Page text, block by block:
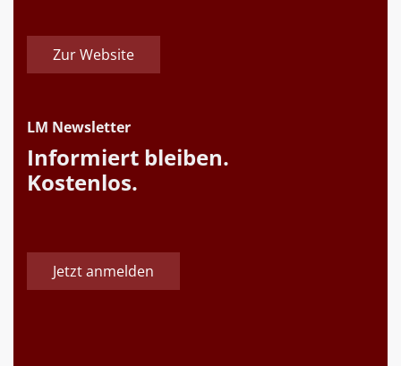
Zur Website
LM Newsletter
Informiert bleiben.
Kostenlos.
Jetzt anmelden